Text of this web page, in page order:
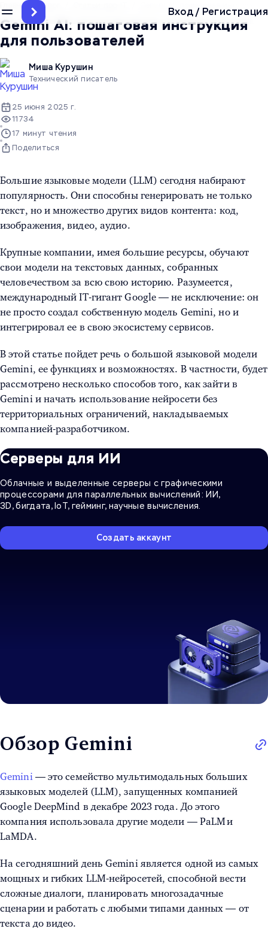
Вход/ Регистрация
Главная Блог
Gemini AI: пошаговая инструкция
для пользователей
Миша Курушин
Технический писатель
25 июня 2025 г.
11734
17 минут чтения
Поделиться
Большие языковые модели (LLM) сегодня набирают
популярность. Они способны генерировать не только
текст, но и множество других видов контента: код,
изображения, видео, аудио.
Крупные компании, имея большие ресурсы, обучают
свои модели на текстовых данных, собранных
человечеством за всю свою историю. Разумеется,
международный IT-гигант Google — не исключение: он
не просто создал собственную модель Gemini, но и
интегрировал ее в свою экосистему сервисов.
В этой статье пойдет речь о большой языковой модели
Gemini, ее функциях и возможностях. В частности, будет
рассмотрено несколько способов того, как зайти в
Gemini и начать использование нейросети без
территориальных ограничений, накладываемых
компанией-разработчиком.
Серверы для ИИ
Облачные и выделенные серверы с графическими
процессорами для параллельных вычислений: ИИ,
3D, бигдата, IoT, гейминг, научные вычисления.
Создать аккаунт
Обзор Gemini
Gemini— это семейство мультимодальных больших
языковых моделей (LLM), запущенных компанией
Google DeepMind в декабре 2023 года. До этого
компания использовала другие модели — PaLM и
LaMDA.
На сегодняшний день Gemini является одной из самых
мощных и гибких LLM-нейросетей, способной вести
сложные диалоги, планировать многозадачные
сценарии и работать с любыми типами данных — от
текста до видео.